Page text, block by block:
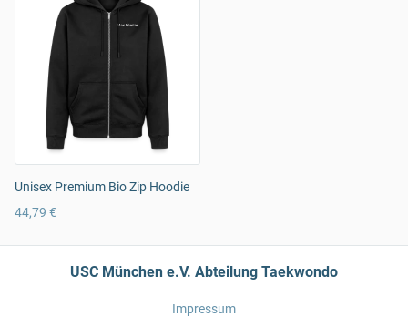
Unisex Premium Bio Zip Hoodie
44,79 €
USC München e.V. Abteilung Taekwondo
Impressum